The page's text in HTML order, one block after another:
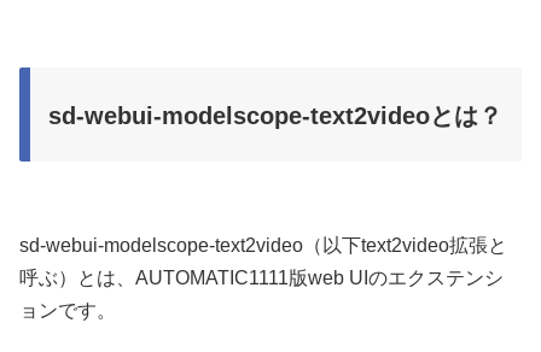
sd-webui-modelscope-text2videoとは？
sd-webui-modelscope-text2video（以下text2video拡張と
呼ぶ）とは、AUTOMATIC1111版web UIのエクステンシ
ョンです。